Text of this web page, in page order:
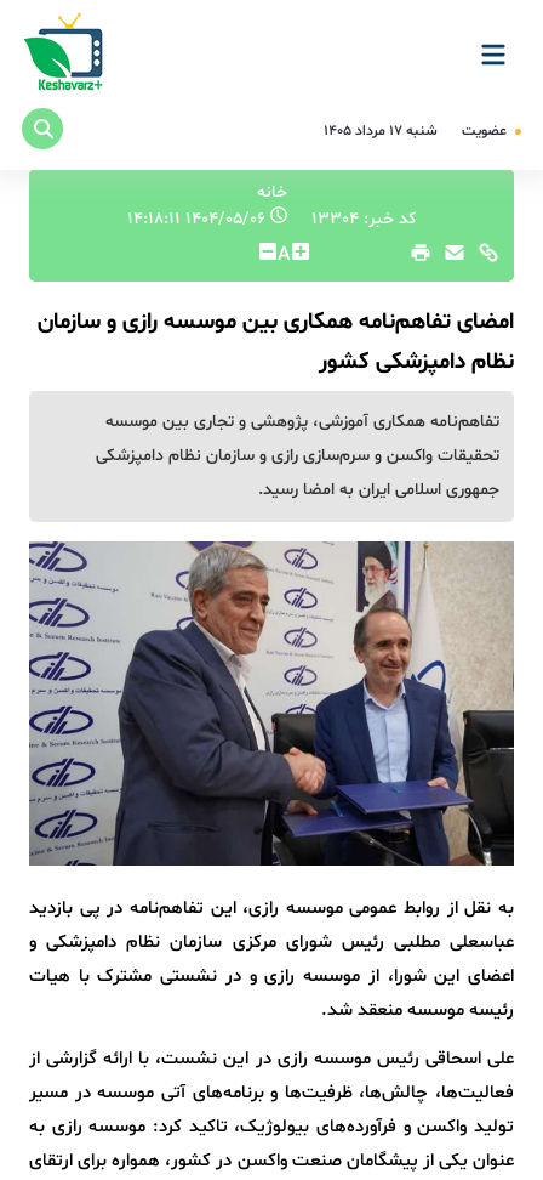
عضویت شنبه ۱۷ مرداد ۱۴۰۵
خانه
کد خبر: 13304
۱۴۰۴/۰۵/۰۶ ۱۴:۱۸:۱۱
A
امضای تفاهم‌نامه همکاری بین موسسه رازی و سازمان
نظام دامپزشکی کشور
تفاهم‌نامه همکاری آموزشی، پژوهشی و تجاری بین موسسه
تحقیقات واکسن و سرم‌سازی رازی و سازمان نظام دامپزشکی
جمهوری اسلامی ایران به امضا رسید.
به نقل از روابط عمومی موسسه رازی، این تفاهم‌نامه در پی بازدید
عباسعلی مطلبی رئیس شورای مرکزی سازمان نظام دامپزشکی و
اعضای این شورا، از موسسه رازی و در نشستی مشترک با هیات
رئیسه موسسه منعقد شد.
علی اسحاقی رئیس موسسه رازی در این نشست، با ارائه گزارشی از
فعالیت‌ها، چالش‌ها، ظرفیت‌ها و برنامه‌های آتی موسسه در مسیر
تولید واکسن و فرآورده‌های بیولوژیک، تاکید کرد: موسسه رازی به
عنوان یکی از پیشگامان صنعت واکسن در کشور، همواره برای ارتقای